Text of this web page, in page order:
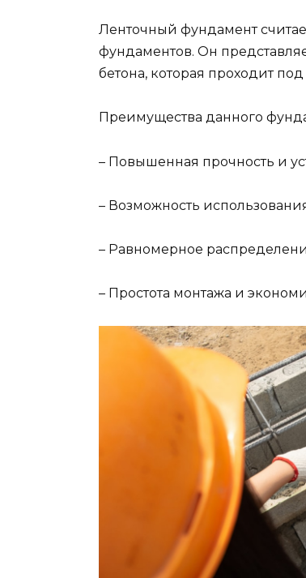
Ленточный фундамент
фундаментов. Он
бетона, которая проходит
Преимущества данного
– Повышенная прочность и
– Возможность
– Равномерное
– Простота монтажа и